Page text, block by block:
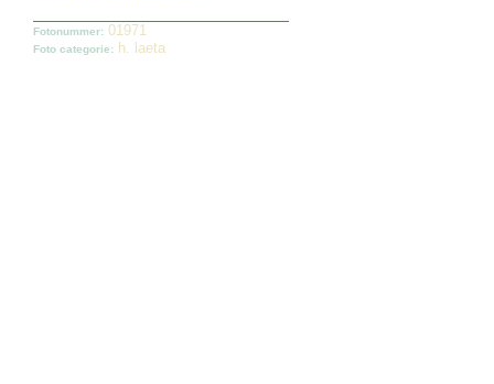
Fotonummer: 01971
Foto categorie: h. laeta